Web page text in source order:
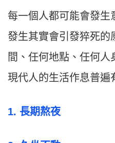
每⼀個⼈都可能會發⽣
發⽣其實會引發猝死的
間、任何地點、任何⼈
現代⼈的⽣活作息普遍
1. 長期熬夜